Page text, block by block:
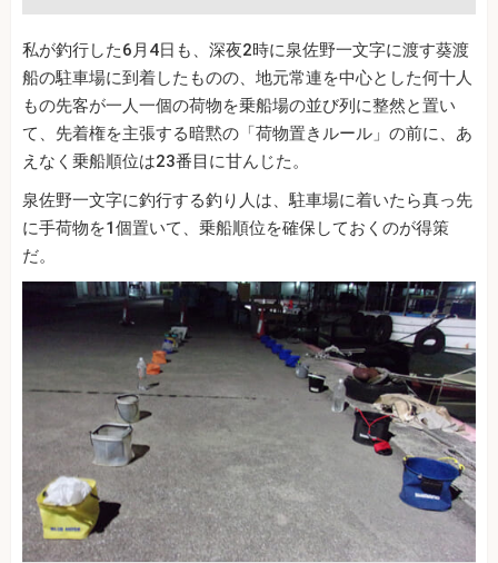
私が釣行した6月4日も、深夜2時に泉佐野一文字に渡す葵渡
船の駐車場に到着したものの、地元常連を中心とした何十人
もの先客が一人一個の荷物を乗船場の並び列に整然と置い
て、先着権を主張する暗黙の「荷物置きルール」の前に、あ
えなく乗船順位は23番目に甘んじた。
泉佐野一文字に釣行する釣り人は、駐車場に着いたら真っ先
に手荷物を1個置いて、乗船順位を確保しておくのが得策
だ。